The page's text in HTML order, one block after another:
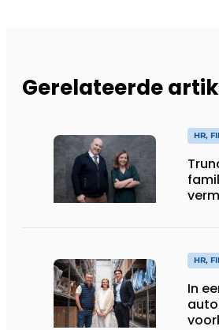
Gerelateerde
HR,
HR,
In